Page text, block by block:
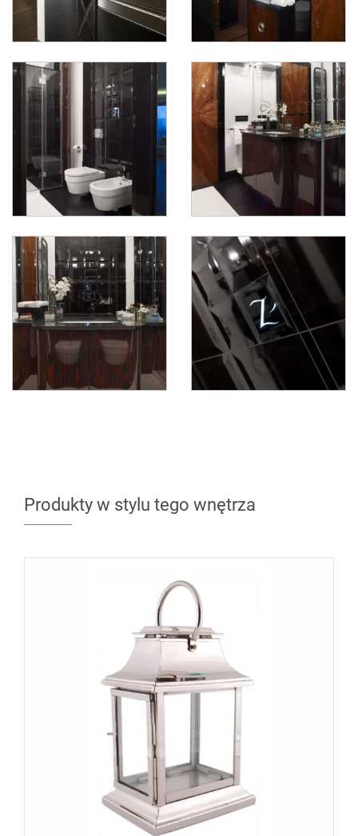
Produkty w stylu tego wnętrza